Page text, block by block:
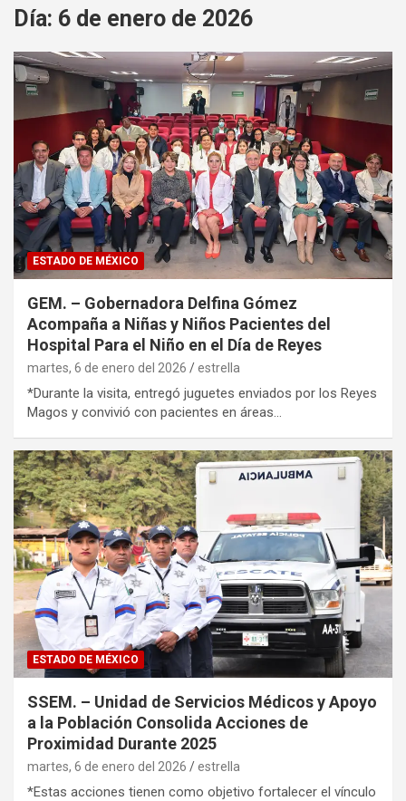
Día: 6 de enero de 2026
ESTADO DE MÉXICO
GEM. – Gobernadora Delfina Gómez
Acompaña a Niñas y Niños Pacientes del
Hospital Para el Niño en el Día de Reyes
martes, 6 de enero del 2026 estrella
*Durante la visita, entregó juguetes enviados por los Reyes
Magos y convivió con pacientes en áreas…
ESTADO DE MÉXICO
SSEM. – Unidad de Servicios Médicos y Apoyo
a la Población Consolida Acciones de
Proximidad Durante 2025
martes, 6 de enero del 2026 estrella
*Estas acciones tienen como objetivo fortalecer el vínculo